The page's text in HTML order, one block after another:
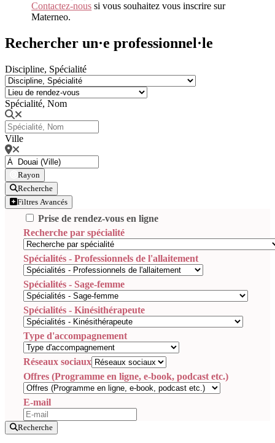
Contactez-nous si vous souhaitez vous inscrire sur
Materneo.
Rechercher un·e professionnel·le
Discipline, Spécialité
Spécialité, Nom
Ville
Rayon
Recherche
Filtres Avancés
Prise de rendez-vous en ligne
Recherche par spécialité
Spécialités - Professionnels de l'allaitement
Spécialités - Sage-femme
Spécialités - Kinésithérapeute
Type d'accompagnement
Réseaux sociaux
Offres (Programme en ligne, e-book, podcast etc.)
E-mail
Recherche